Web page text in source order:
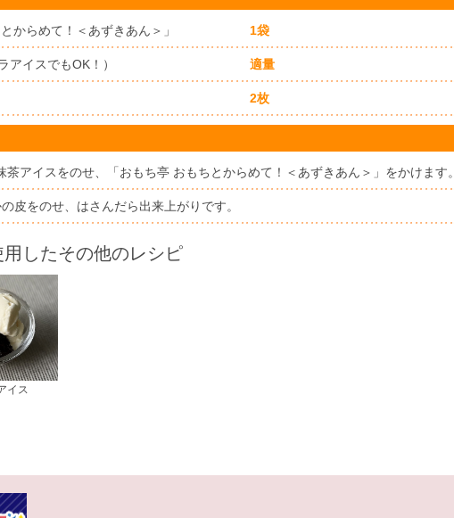
からめて！＜あずきあん＞」 1袋
アイスでもOK！） 適量
2枚
茶アイスをのせ、「おもち亭 おもちとからめて！＜あずきあん＞」をかけます。
皮をのせ、はさんだら出来上がりです。
したその他のレシピ
イス